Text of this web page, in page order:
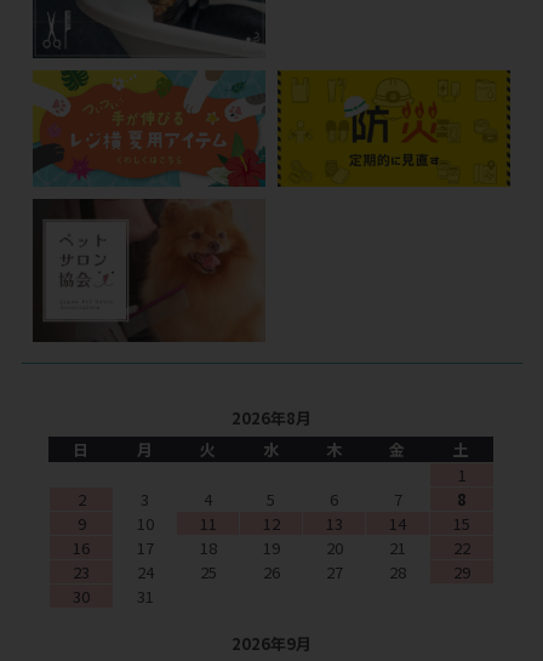
2026年8月
日
月 火 水 木 金
土
1
2
3 4 5 6 7
8
9
10 11 12 13 14
15
16
17 18 19 20 21
22
23
24 25 26 27 28
29
30
31
2026年9月